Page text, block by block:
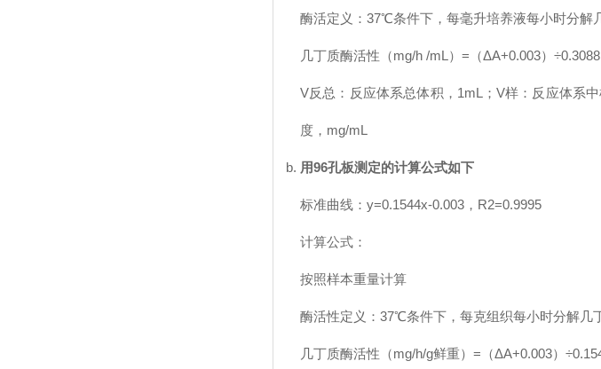
酶活定义：37℃条件下，每毫升培养液每小时分解
几丁质酶活性（mg/h /mL）=（ΔA+0.003）
V反总：反应体系总体积，1mL；V样：反应体系
度，mg/mL
用96孔板测定的计算公式如下
标准曲线：y=0.1544x-0.003，R2=0.9995
计算公式：
按照样本重量计算
酶活性定义：37℃条件下，每克组织每小时分解几
几丁质酶活性（mg/h/g鲜重）=（ΔA+0.003）